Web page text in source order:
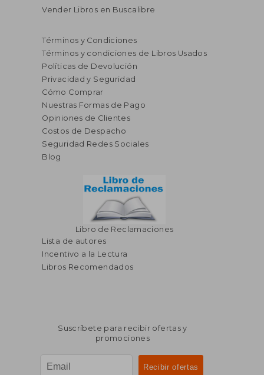
Vender Libros en Buscalibre
Términos y Condiciones
Términos y condiciones de Libros Usados
Políticas de Devolución
Privacidad y Seguridad
Cómo Comprar
Nuestras Formas de Pago
Opiniones de Clientes
Costos de Despacho
Seguridad Redes Sociales
Blog
Libro de Reclamaciones
Lista de autores
Incentivo a la Lectura
Libros Recomendados
Suscríbete para recibir ofertas y
promociones